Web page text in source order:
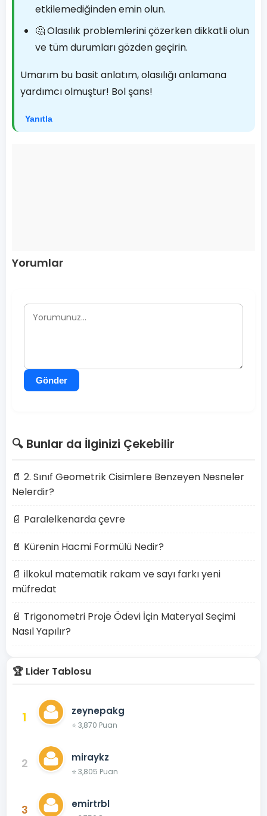
etkilemediğinden emin olun.
🤔 Olasılık problemlerini çözerken dikkatli olun
ve tüm durumları gözden geçirin.
Umarım bu basit anlatım, olasılığı anlamana
yardımcı olmuştur! Bol şans!
Yanıtla
Yorumlar
Gönder
🔍 Bunlar da İlginizi Çekebilir
📄 2. Sınıf Geometrik Cisimlere Benzeyen Nesneler
Nelerdir?
📄 Paralelkenarda çevre
📄 Kürenin Hacmi Formülü Nedir?
📄 ilkokul matematik rakam ve sayı farkı yeni
müfredat
📄 Trigonometri Proje Ödevi İçin Materyal Seçimi
Nasıl Yapılır?
🏆 Lider Tablosu
1 zeynepakg
⭐ 3,870 Puan
2 miraykz
⭐ 3,805 Puan
3 emirtrbl